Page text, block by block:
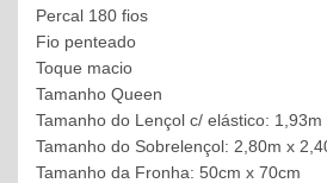
Percal 180 fios
Fio penteado
Toque macio
Tamanho Queen
Tamanho do Lençol c/ elástico:
Tamanho do Sobrelençol: 2,80m x
Tamanho da Fronha: 50cm x 70cm